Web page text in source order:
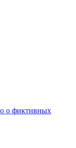
о фиктивных